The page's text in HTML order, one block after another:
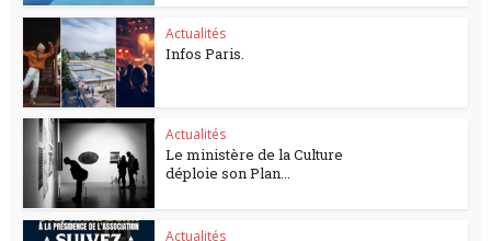
Actualités
Infos Paris.
Actualités
Le ministère de la Culture
déploie son Plan...
Actualités